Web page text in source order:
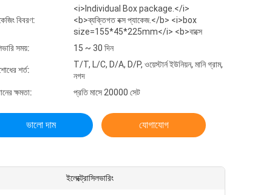
বিবরণ:
<i>Individual Box package.</i>
<b>ব্যক্তিগত বক্স প্যাকেজ.</b> <i>box
size=155*45*225mm</i> <b>বাক্সে
সময়:
15 ~ 30 দিন
শর্ত:
T/T, L/C, D/A, D/P, ওয়েস্টার্ন ইউনিয়ন, মানি গ্রাম,
নগদ
ক্ষমতা:
প্রতি মাসে 20000 সেট
ভালো দাম যোগাযোগ
ইলেক্ট্রোসিলভারিং